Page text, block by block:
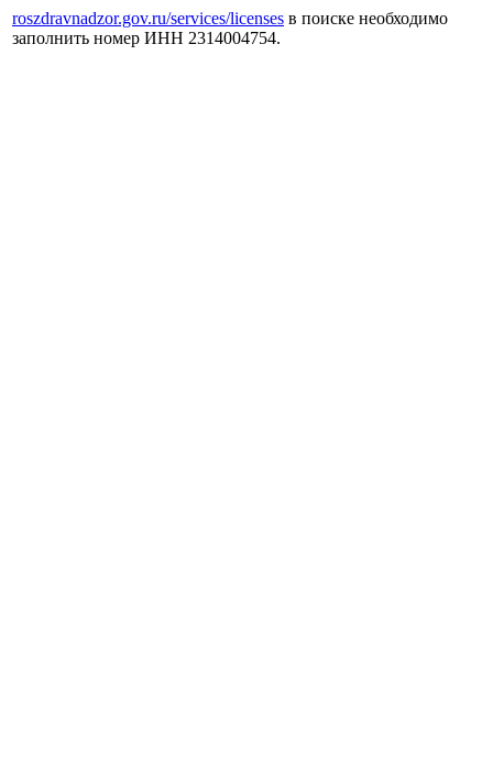
roszdravnadzor.gov.ru/services/licenses в поиске необходимо
заполнить номер ИНН 2314004754.